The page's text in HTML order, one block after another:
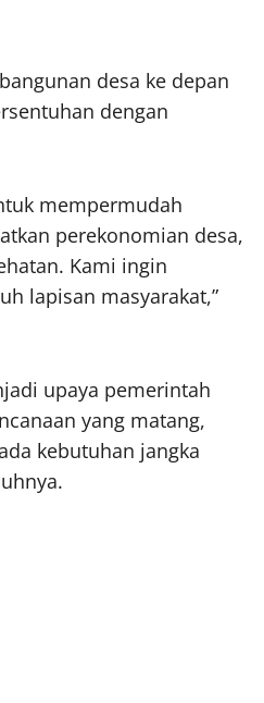
desa ke depan
dengan
mempermudah
perekonomian desa,
Kami ingin
lapisan masyarakat,”
upaya pemerintah
yang matang,
kebutuhan jangka